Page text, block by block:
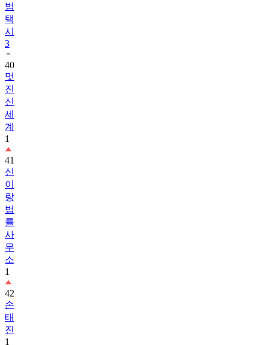
범
택
시
3
40
멋
진
신
세
계
1
41
신
이
랑
법
률
사
무
소
1
42
손
태
진
1